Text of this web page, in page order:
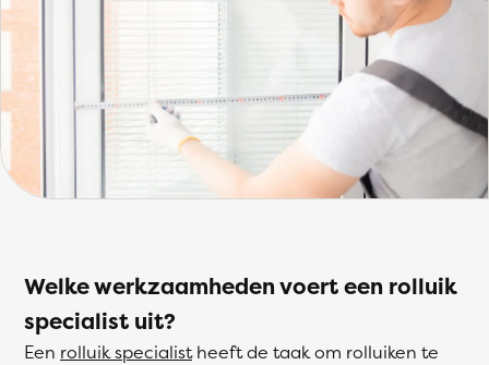
Welke werkzaamheden voert een rolluik
specialist uit?
Een rolluik specialistheeft de taak om rolluiken te